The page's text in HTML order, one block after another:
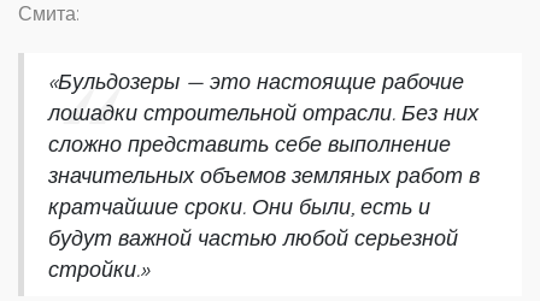
Смита:
«Бульдозеры — это настоящие рабочие
лошадки строительной отрасли. Без них
сложно представить себе выполнение
значительных объемов земляных работ в
кратчайшие сроки. Они были, есть и
будут важной частью любой серьезной
стройки.»